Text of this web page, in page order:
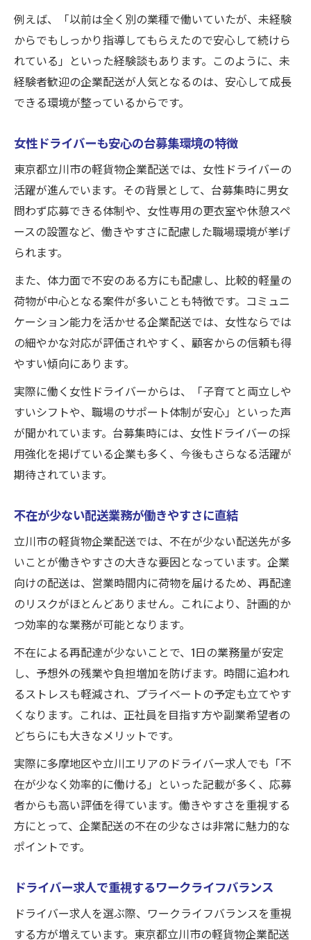
例えば、「以前は全く別の業種で働いていたが、未経験
からでもしっかり指導してもらえたので安心して続けら
れている」といった経験談もあります。このように、未
経験者歓迎の企業配送が人気となるのは、安心して成長
できる環境が整っているからです。
女性ドライバーも安心の台募集環境の特徴
東京都立川市の軽貨物企業配送では、女性ドライバーの
活躍が進んでいます。その背景として、台募集時に男女
問わず応募できる体制や、女性専用の更衣室や休憩スペ
ースの設置など、働きやすさに配慮した職場環境が挙げ
られます。
また、体力面で不安のある方にも配慮し、比較的軽量の
荷物が中心となる案件が多いことも特徴です。コミュニ
ケーション能力を活かせる企業配送では、女性ならでは
の細やかな対応が評価されやすく、顧客からの信頼も得
やすい傾向にあります。
実際に働く女性ドライバーからは、「子育てと両立しや
すいシフトや、職場のサポート体制が安心」といった声
が聞かれています。台募集時には、女性ドライバーの採
用強化を掲げている企業も多く、今後もさらなる活躍が
期待されています。
不在が少ない配送業務が働きやすさに直結
立川市の軽貨物企業配送では、不在が少ない配送先が多
いことが働きやすさの大きな要因となっています。企業
向けの配送は、営業時間内に荷物を届けるため、再配達
のリスクがほとんどありません。これにより、計画的か
つ効率的な業務が可能となります。
不在による再配達が少ないことで、1日の業務量が安定
し、予想外の残業や負担増加を防げます。時間に追われ
るストレスも軽減され、プライベートの予定も立てやす
くなります。これは、正社員を目指す方や副業希望者の
どちらにも大きなメリットです。
実際に多摩地区や立川エリアのドライバー求人でも「不
在が少なく効率的に働ける」といった記載が多く、応募
者からも高い評価を得ています。働きやすさを重視する
方にとって、企業配送の不在の少なさは非常に魅力的な
ポイントです。
ドライバー求人で重視するワークライフバランス
ドライバー求人を選ぶ際、ワークライフバランスを重視
する方が増えています。東京都立川市の軽貨物企業配送